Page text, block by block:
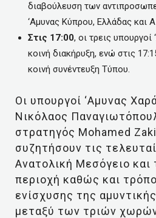
διαβούλευση των
‘Αμυνας Κύπρου, Ελλάδας και
Στις 17:00, οι τρεις
κοινή διακήρυξη, ενώ στις
κοινή συνέντευξη Τύπου.
Οι υπουργοί ‘Αμυνας
Νικόλαος
στρατηγός Mohamed
συζητήσουν τις
Ανατολική Μεσόγειο και
περιοχή καθώς και
ενίσχυσης της
μεταξύ των τριών